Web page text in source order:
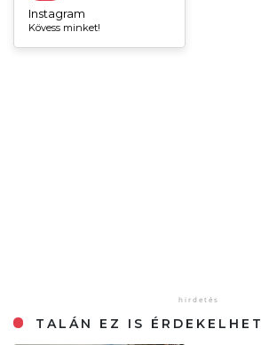
Instagram
Kövess minket!
TALÁN EZ IS ÉRDEKELHET